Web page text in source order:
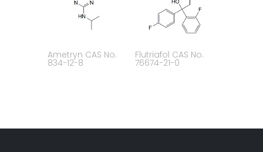
Ametryn CAS No.
834-12-8
Flutriafol CAS No.
76674-21-0